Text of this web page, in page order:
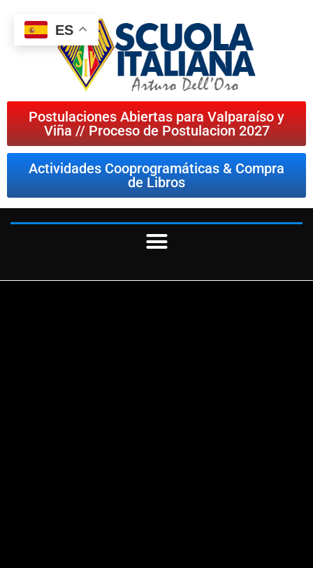
Postulaciones Abiertas para Valparaíso y
Viña // Proceso de Postulacion 2027
Actividades Cooprogramáticas & Compra
de Libros
ES